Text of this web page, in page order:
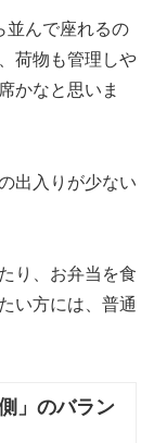
並んで座れるの
荷物も管理しや
かなと思いま
出入りが少ない
り、お弁当を食
い方には、普通
」のバラン